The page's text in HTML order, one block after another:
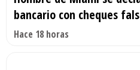
bancario con cheques
Hace 18 horas